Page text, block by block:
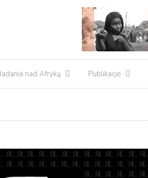
nad Afryką Publikacje